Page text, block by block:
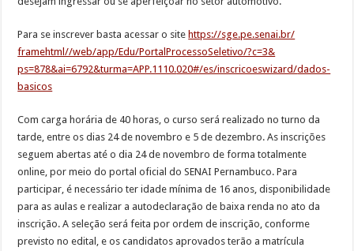
Para se inscrever basta acessar o sitehttps://sge.pe.senai.br/
framehtml//web/app/Edu/PortalProcessoSeletivo/?c=3&
ps=878&ai=6792&turma=APP.1110.020#/es/inscricoeswizard/dados-
basicos
Com carga horária de 40 horas, o curso será realizado no turno da
tarde, entre os dias 24 de novembro e 5 de dezembro. As inscrições
seguem abertas até o dia 24 de novembro de forma totalmente
online, por meio do portal oficial do SENAI Pernambuco. Para
participar, é necessário ter idade mínima de 16 anos, disponibilidade
para as aulas e realizar a autodeclaração de baixa renda no ato da
inscrição. A seleção será feita por ordem de inscrição, conforme
previsto no edital, e os candidatos aprovados terão a matrícula